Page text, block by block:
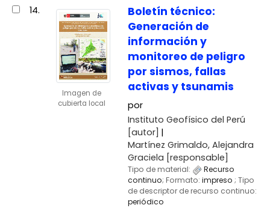
14.
Imagen de
cubierta local
Boletín técnico:
Generación de
información y
monitoreo de peligro
por sismos, fallas
activas y tsunamis
por
Instituto Geofísico del Perú
[autor]
Martínez Grimaldo, Alejandra
Graciela [responsable]
Tipo de material:
Recurso
continuo; Formato: impreso ; Tipo
de descriptor de recurso continuo:
periódico